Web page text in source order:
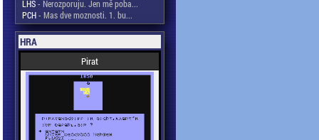
LHS- Nerozporuju. Jen mě poba...
PCH- Mas dve moznosti. 1. bu...
HRA
Pirat